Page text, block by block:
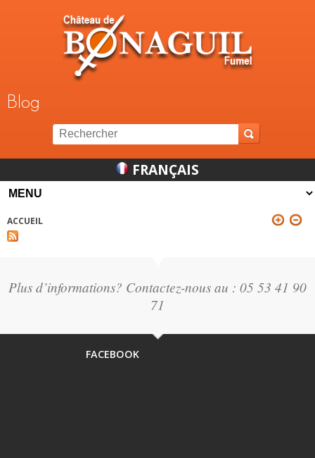
Blog
FRANÇAIS
VOUS ÊTES ICI
ACCUEIL
Plus d’informations? Contactez-nous au : 05 53 41 90
71
FACEBOOK